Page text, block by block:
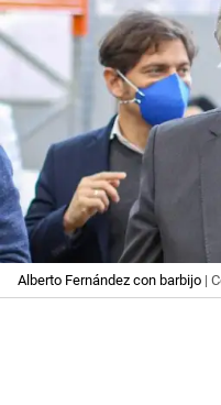
Alberto Fernández con barbijo |